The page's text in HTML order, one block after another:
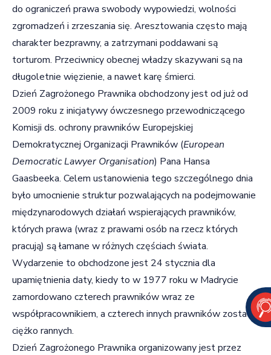
do ograniczeń prawa swobody wypowiedzi, wolności
zgromadzeń i zrzeszania się. Aresztowania często mają
charakter bezprawny, a zatrzymani poddawani są
torturom. Przeciwnicy obecnej władzy skazywani są na
długoletnie więzienie, a nawet karę śmierci.
Dzień Zagrożonego Prawnika obchodzony jest od już od
2009 roku z inicjatywy ówczesnego przewodniczącego
Komisji ds. ochrony prawników Europejskiej
Demokratycznej Organizacji Prawników (European
Democratic Lawyer Organisation) Pana Hansa
Gaasbeeka. Celem ustanowienia tego szczególnego dnia
było umocnienie struktur pozwalających na podejmowanie
międzynarodowych działań wspierających prawników,
których prawa (wraz z prawami osób na rzecz których
pracują) są łamane w różnych częściach świata.
Wydarzenie to obchodzone jest 24 stycznia dla
upamiętnienia daty, kiedy to w 1977 roku w Madrycie
zamordowano czterech prawników wraz ze
współpracownikiem, a czterech innych prawników zostało
ciężko rannych.
Dzień Zagrożonego Prawnika organizowany jest przez